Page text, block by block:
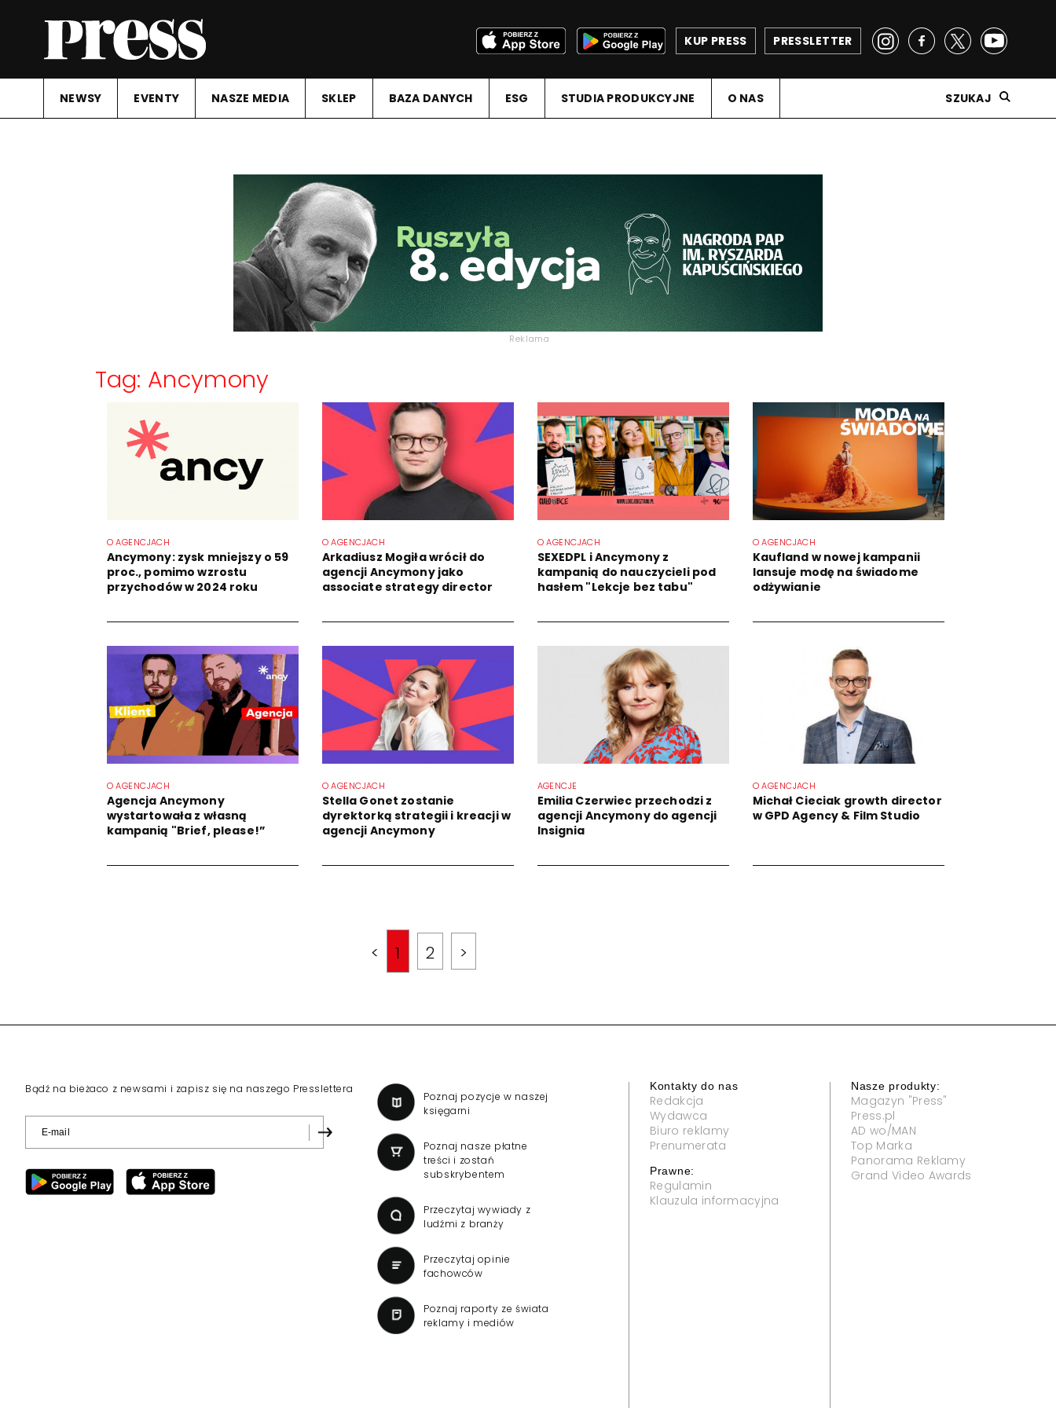
PRESSLETTER
KUP PRESS
NEWSY EVENTY NASZE MEDIA SKLEP BAZA DANYCH ESG STUDIA PRODUKCYJNE O NAS SZUKAJ
Reklama
Tag: Ancymony
O AGENCJACH
Ancymony: zysk mniejszy o 59
proc., pomimo wzrostu
przychodów w 2024 roku
O AGENCJACH
Arkadiusz Mogiła wrócił do
agencji Ancymony jako
associate strategy director
O AGENCJACH
SEXEDPL i Ancymony z
kampanią do nauczycieli pod
hasłem "Lekcje bez tabu"
O AGENCJACH
Kaufland w nowej kampanii
lansuje modę na świadome
odżywianie
O AGENCJACH
Agencja Ancymony
wystartowała z własną
kampanią "Brief, please!”
O AGENCJACH
Stella Gonet zostanie
dyrektorką strategii i kreacji w
agencji Ancymony
AGENCJE
Emilia Czerwiec przechodzi z
agencji Ancymony do agencji
Insignia
O AGENCJACH
Michał Cieciak growth director
w GPD Agency & Film Studio
< 1 2 >
Bądź na bieżaco z newsami i zapisz się na naszego Presslettera
Poznaj pozycje w naszej
księgarni
Poznaj nasze płatne
treści i zostań
subskrybentem
Przeczytaj wywiady z
ludźmi z branży
Przeczytaj opinie
fachowców
Poznaj raporty ze świata
reklamy i mediów
Kontakty do nas
Redakcja
Wydawca
Biuro reklamy
Prenumerata
Prawne:
Regulamin
Klauzula informacyjna
Nasze produkty:
Magazyn "Press"
Press.pl
AD wo/MAN
Top Marka
Panorama Reklamy
Grand Video Awards